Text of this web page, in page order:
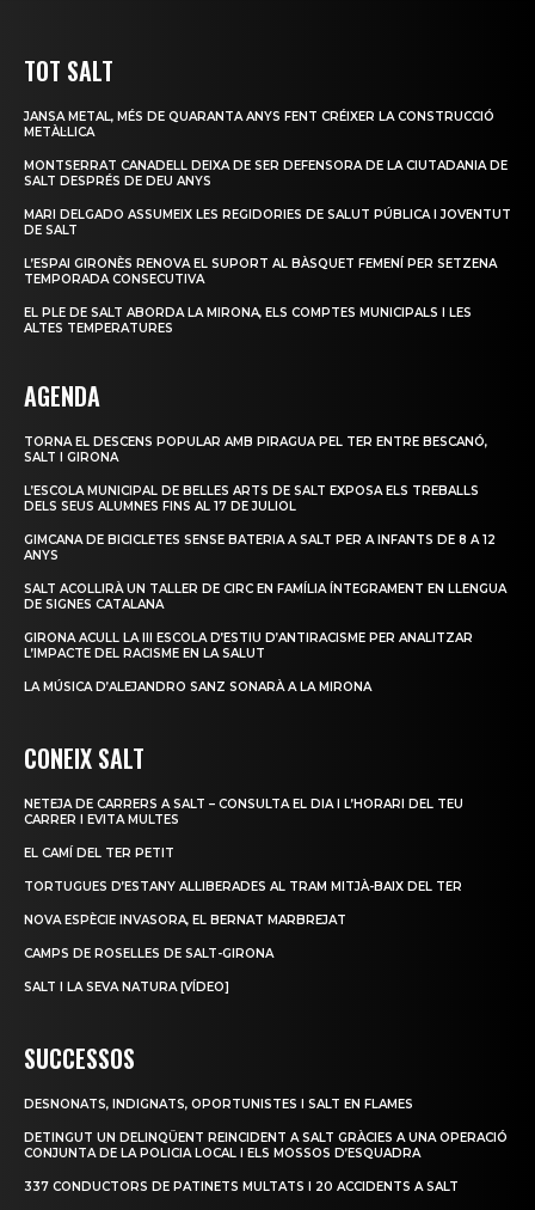
TOT SALT
JANSA METAL, MÉS DE QUARANTA ANYS FENT CRÉIXER LA CONSTRUCCIÓ
METÀL·LICA
MONTSERRAT CANADELL DEIXA DE SER DEFENSORA DE LA CIUTADANIA DE
SALT DESPRÉS DE DEU ANYS
MARI DELGADO ASSUMEIX LES REGIDORIES DE SALUT PÚBLICA I JOVENTUT
DE SALT
L’ESPAI GIRONÈS RENOVA EL SUPORT AL BÀSQUET FEMENÍ PER SETZENA
TEMPORADA CONSECUTIVA
EL PLE DE SALT ABORDA LA MIRONA, ELS COMPTES MUNICIPALS I LES
ALTES TEMPERATURES
AGENDA
TORNA EL DESCENS POPULAR AMB PIRAGUA PEL TER ENTRE BESCANÓ,
SALT I GIRONA
L’ESCOLA MUNICIPAL DE BELLES ARTS DE SALT EXPOSA ELS TREBALLS
DELS SEUS ALUMNES FINS AL 17 DE JULIOL
GIMCANA DE BICICLETES SENSE BATERIA A SALT PER A INFANTS DE 8 A 12
ANYS
SALT ACOLLIRÀ UN TALLER DE CIRC EN FAMÍLIA ÍNTEGRAMENT EN LLENGUA
DE SIGNES CATALANA
GIRONA ACULL LA III ESCOLA D’ESTIU D’ANTIRACISME PER ANALITZAR
L’IMPACTE DEL RACISME EN LA SALUT
LA MÚSICA D’ALEJANDRO SANZ SONARÀ A LA MIRONA
CONEIX SALT
NETEJA DE CARRERS A SALT – CONSULTA EL DIA I L’HORARI DEL TEU
CARRER I EVITA MULTES
EL CAMÍ DEL TER PETIT
TORTUGUES D’ESTANY ALLIBERADES AL TRAM MITJÀ-BAIX DEL TER
NOVA ESPÈCIE INVASORA, EL BERNAT MARBREJAT
CAMPS DE ROSELLES DE SALT-GIRONA
SALT I LA SEVA NATURA [VÍDEO]
SUCCESSOS
DESNONATS, INDIGNATS, OPORTUNISTES I SALT EN FLAMES
DETINGUT UN DELINQÜENT REINCIDENT A SALT GRÀCIES A UNA OPERACIÓ
CONJUNTA DE LA POLICIA LOCAL I ELS MOSSOS D’ESQUADRA
337 CONDUCTORS DE PATINETS MULTATS I 20 ACCIDENTS A SALT